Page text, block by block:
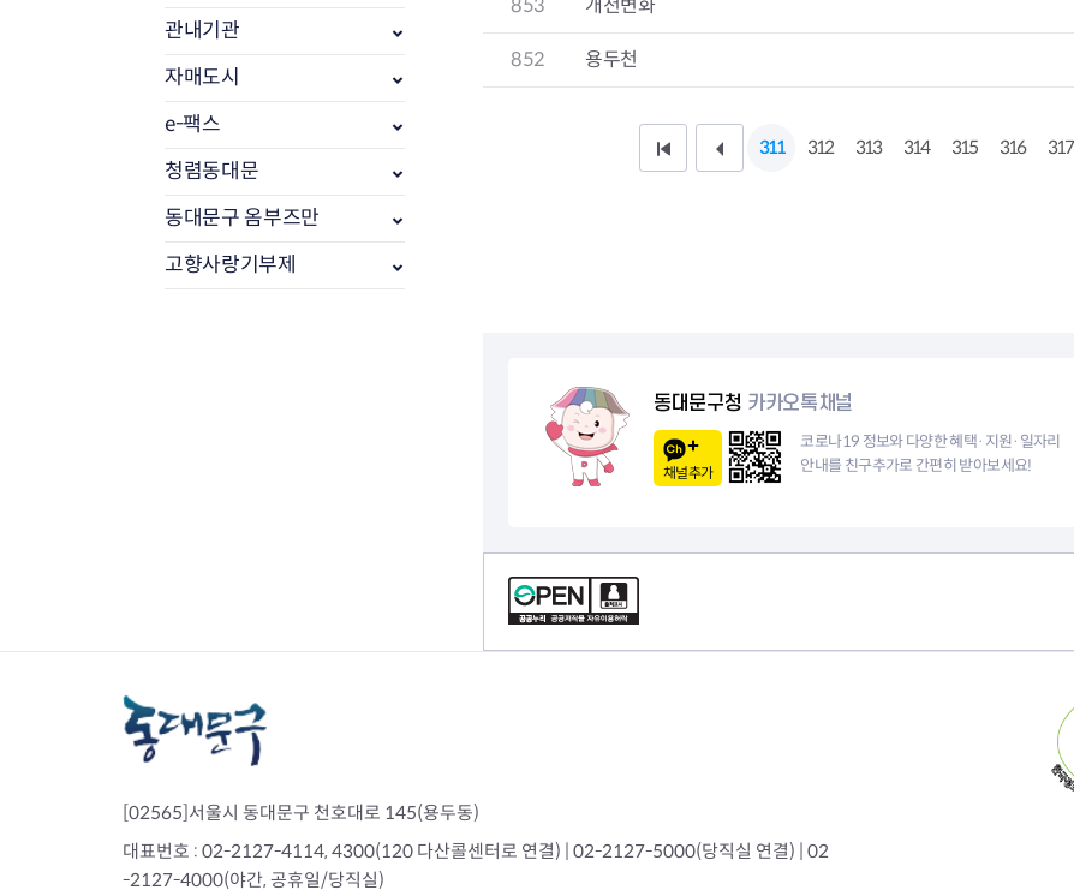
부동산소식
조상땅찾기
부동산중개업소현황
부동산중개업 알림판
부동산중개보수(중개수수료)
바뀐지번찾기
관내기관
자매도시
e-팩스
청렴동대문
동대문구 옴부즈만
고향사랑기부제
853 개천변화
852 용두천
처
이
지
311 312 313 314 315 316 317
동대문구청 카카오톡채널
채널추가
코로나19 정보와 다양한 혜택·지원·일자리
안내를 친구추가로 간편히 받아보세요!
[02565]서울시 동대문구 천호대로 145(용두동)
대표번호 : 02-2127-4114, 4300(120 다산콜센터로 연결) | 02-2127-5000(당직실 연결) | 02
-2127-4000(야간, 공휴일/당직실)